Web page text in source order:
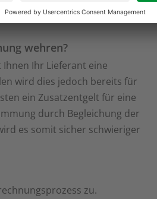
mit dem DMS
wehren?
Ihr Lieferant eine
wird dies jedoch bereits für
ein Zusatzentgelt für eine
durch Begleichung der
es somit sicher schwieriger
zu.